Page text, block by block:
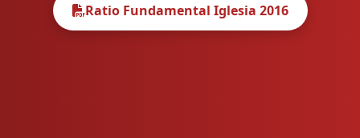
Ratio Fundamental Iglesia 2016